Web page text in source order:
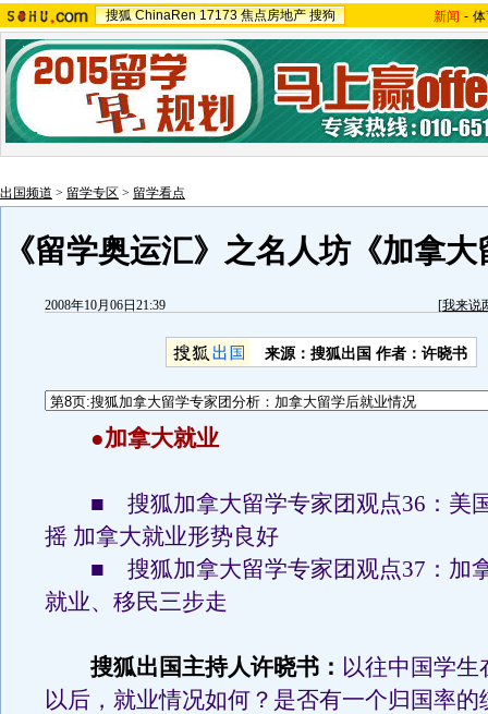
搜狐 ChinaRen 17173 焦点房地产 搜狗 新闻 -
出国频道 > 留学专区 > 留学看点
《留学奥运汇》之名人坊《加拿
2008年10月06日21:39 [我来说
来源：搜狐出国 作者：许晓书
●加拿大就业
■ 搜狐加拿大留学专家团观点36：美
摇 加拿大就业形势良好
■ 搜狐加拿大留学专家团观点37：加
就业、移民三步走
搜狐出国主持人许晓书： 以往中国学
以后，就业情况如何？是否有一个归国率的